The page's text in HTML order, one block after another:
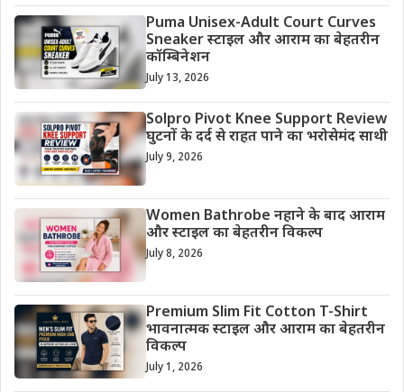
Puma Unisex-Adult Court Curves
Sneaker स्टाइल और आराम का बेहतरीन
कॉम्बिनेशन
July 13, 2026
Solpro Pivot Knee Support Review
घुटनों के दर्द से राहत पाने का भरोसेमंद साथी
July 9, 2026
Women Bathrobe नहाने के बाद आराम
और स्टाइल का बेहतरीन विकल्प
July 8, 2026
Premium Slim Fit Cotton T-Shirt
भावनात्मक स्टाइल और आराम का बेहतरीन
विकल्प
July 1, 2026